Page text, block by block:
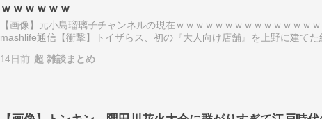
ｗｗｗｗｗｗ
【画像】元小島瑠璃子チャンネルの現在ｗｗｗｗｗｗｗｗｗｗｗｗｗｗ
mashlife通信【衝撃】トイザらス、初の『大人向け店舗』を上野に建てた
性、炎…
14日前 超 雑談まとめ